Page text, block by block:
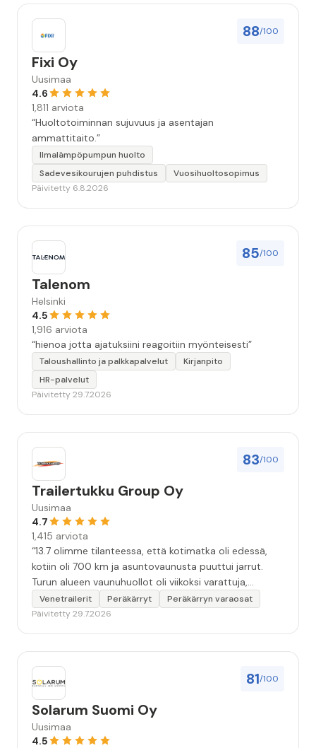
88/100
Fixi Oy
Uusimaa
4.6
1,811 arviota
“Huoltotoiminnan sujuvuus ja asentajan
ammattitaito.”
Ilmalämpöpumpun huolto
Sadevesikourujen puhdistus
Vuosihuoltosopimus
Päivitetty 6.8.2026
85/100
Talenom
Helsinki
4.5
1,916 arviota
“hienoa jotta ajatuksiini reagoitiin myönteisesti”
Taloushallinto ja palkkapalvelut
Kirjanpito
HR-palvelut
Päivitetty 29.7.2026
83/100
Trailertukku Group Oy
Uusimaa
4.7
1,415 arviota
“13.7 olimme tilanteessa, että kotimatka oli edessä,
kotiin oli 700 km ja asuntovaunusta puuttui jarrut.
Turun alueen vaunuhuollot oli viikoksi varattuja,
asentajien kädet täynnä työtä. Eräs vaunuhuolto
neuvoi olemaan yhteydessä Turun Trailertukkuun.
jarrurummut jarrukenkineen. Ja kotimatka alkoi
turvallisesti ja hyvillä mielin. Kiitoksia erinomaisen
hyvästä palvelusta hädissään tuskailleelle pohjoisen
matkailijalle😊”
Venetrailerit Peräkärryt
Peräkärryn varaosat
Päivitetty 29.7.2026
81/100
Solarum Suomi Oy
Uusimaa
4.5